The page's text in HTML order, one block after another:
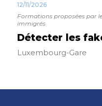
12/11/2026
Formations proposées par
immigrés
Détecter les
Luxembourg-Gare